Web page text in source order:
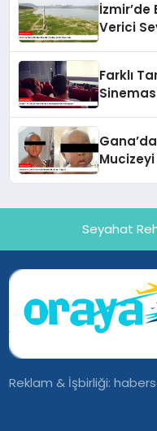
İzmir’de
Verici
Farklı
Seyahat
Reklam & İşbirliği: